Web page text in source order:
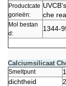
Productcate
gorieën:
che
Mol bestan
d:
1344-
Calciumsilicaat
Smeltpunt
dichtheid